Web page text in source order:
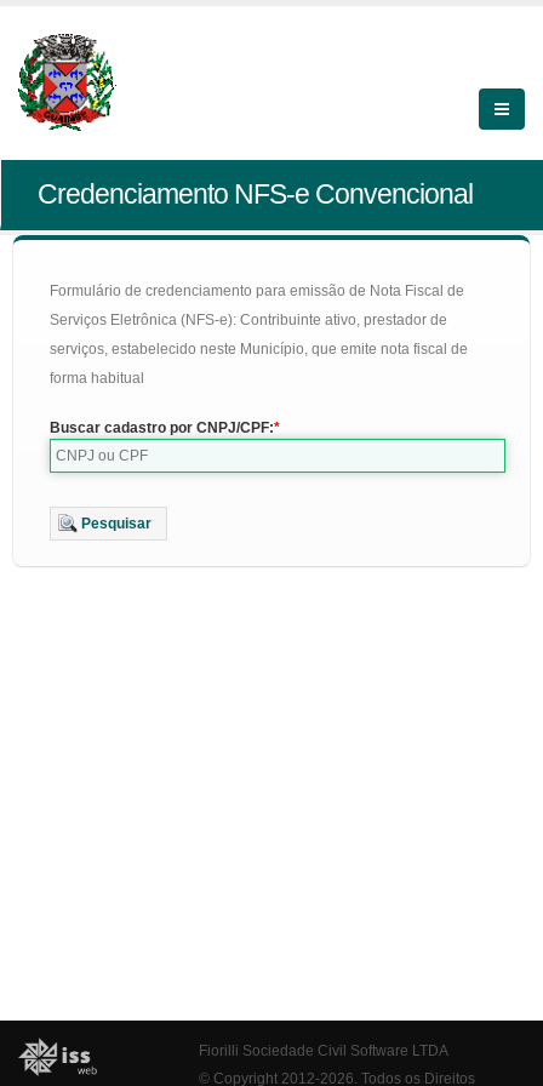
Credenciamento NFS-e Convencional
Formulário de credenciamento para emissão de Nota Fiscal de
Serviços Eletrônica (NFS-e): Contribuinte ativo, prestador de
serviços, estabelecido neste Município, que emite nota fiscal de
forma habitual
Buscar cadastro por CNPJ/CPF:
Pesquisar
Fiorilli Sociedade Civil Software LTDA
© Copyright 2012-2026. Todos os Direitos